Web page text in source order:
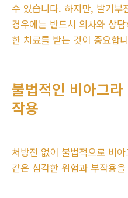
수 있습니다. 하지만, 발기부
경우에는 반드시 의사와 상
한 치료를 받는 것이 중요합
불법적인 비아그
작용
처방전 없이 불법적으로 비
같은 심각한 위험과 부작용